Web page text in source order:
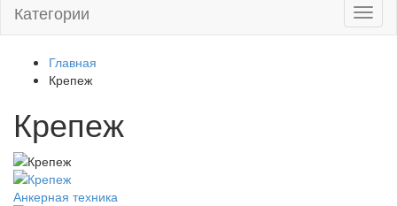
Категории
Главная
Крепеж
Крепеж
Анкерная техника